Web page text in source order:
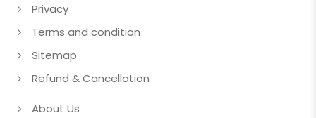
Privacy
Terms and condition
Sitemap
Refund & Cancellation
About Us